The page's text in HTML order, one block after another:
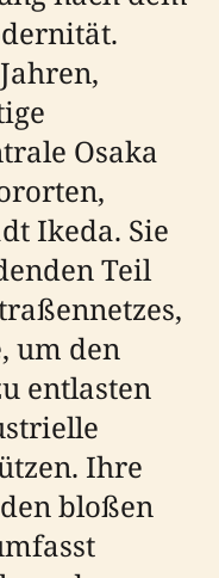
Osaka
Ikeda. Sie
Teil
um den
entlasten
Ihre
bloßen